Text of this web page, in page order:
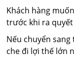
Khách hàng
trước khi ra
Nếu chuyển
che đi lợi thế lớn